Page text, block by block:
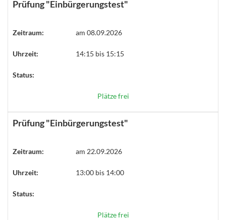
Prüfung "Einbürgerungstest"
Zeitraum: am 08.09.2026
Uhrzeit: 14:15 bis 15:15
Status:
Plätze frei
Prüfung "Einbürgerungstest"
Zeitraum: am 22.09.2026
Uhrzeit: 13:00 bis 14:00
Status:
Plätze frei